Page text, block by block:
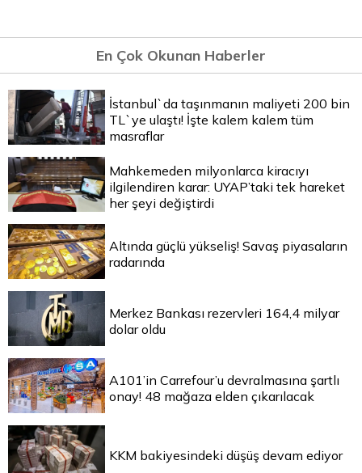
En Çok Okunan Haberler
İstanbul`da taşınmanın maliyeti 200 bin
TL`ye ulaştı! İşte kalem kalem tüm
masraflar
Mahkemeden milyonlarca kiracıyı
ilgilendiren karar: UYAP’taki tek hareket
her şeyi değiştirdi
Altında güçlü yükseliş! Savaş piyasaların
radarında
Merkez Bankası rezervleri 164,4 milyar
dolar oldu
A101’in Carrefour’u devralmasına şartlı
onay! 48 mağaza elden çıkarılacak
KKM bakiyesindeki düşüş devam ediyor